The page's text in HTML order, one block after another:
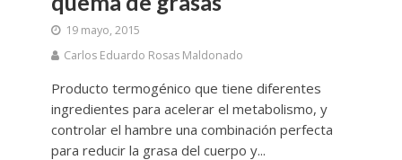
19 mayo, 2015
Carlos Eduardo Rosas Maldonado
Producto termogénico que tiene diferentes
ingredientes para acelerar el metabolismo, y
controlar el hambre una combinación perfecta
para reducir la grasa del cuerpo y...